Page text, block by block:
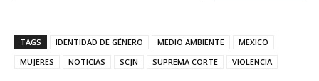
TAGS IDENTIDAD DE GÉNERO MEDIO AMBIENTE
MEXICO
MUJERES
NOTICIAS SCJN SUPREMA CORTE VIOLENCIA